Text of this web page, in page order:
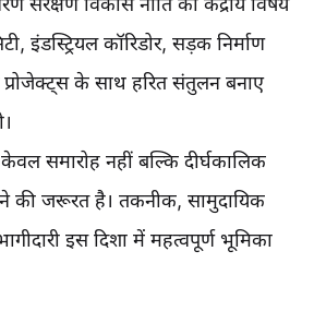
इंडस्ट्रियल कॉरिडोर, सड़क निर्माण
के साथ हरित संतुलन बनाए
समारोह नहीं बल्कि दीर्घकालिक
की जरूरत है। तकनीक, सामुदायिक
इस दिशा में महत्वपूर्ण भूमिका